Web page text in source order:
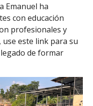
Emanuel ha
con educación
profesionales y
este link para su
de formar